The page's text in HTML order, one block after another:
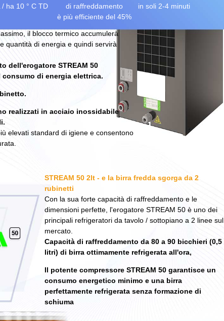
STREAM 50 2lt - e la birra fredda sgorga da 2
rubinetti
Con la sua forte capacità di raffreddamento e le
dimensioni perfette, l'erogatore STREAM 50 è uno dei
principali refrigeratori da tavolo / sottopiano a 2 linee sul
mercato.
Capacità di raffreddamento da 80 a 90 bicchieri (0,5
litri) di birra ottimamente refrigerata all'ora,
Il potente compressore STREAM 50 garantisce un
consumo energetico minimo e una birra
perfettamente refrigerata senza formazione di
schiuma
il blocco termico accumulerà
quantità di energia e quindi servirà
dell'erogatore STREAM 50
di energia elettrica.
realizzati in acciaio inossidabile
elevati standard di igiene e consentono
/ ha 10 ° C TD
di raffreddamento
è più efficiente del 45%
in soli 2-4 minuti